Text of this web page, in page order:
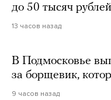
до 50 тысяч
13 часов назад
В Подмосковье
за борщевик,
9 часов назад